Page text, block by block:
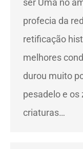
ser Uma no
profecia da
retificação
melhores
durou muito
pesadelo e
criaturas…